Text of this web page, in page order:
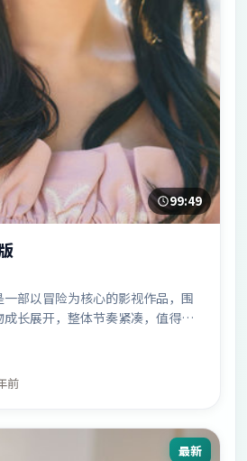
99:49
部以冒险为核心的影视作品，围
长展开，整体节奏紧凑，值得推
前
最新